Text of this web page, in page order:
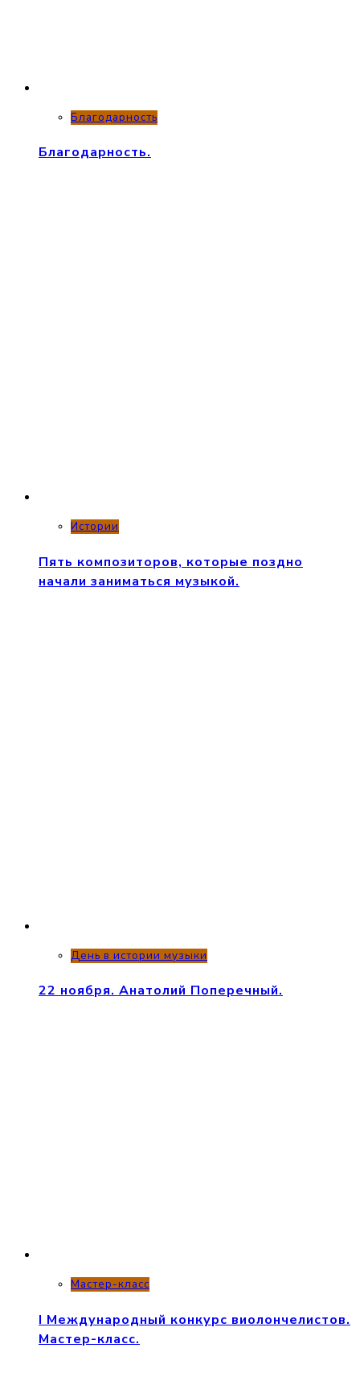
Благодарность
Благодарность.
Истории
Пять композиторов, которые поздно
начали заниматься музыкой.
День в истории музыки
22 ноября. Анатолий Поперечный.
Мастер-класс
I Международный конкурс виолончелистов.
Мастер-класс.